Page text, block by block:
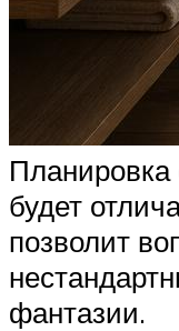
Планировка
будет
позволит
фантазии.